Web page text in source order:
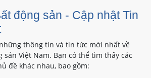
động sản - Cập nhật Tin
thông tin và tin tức mới nhất về
Việt Nam. Bạn có thể tìm thấy các
đề khác nhau, bao gồm: